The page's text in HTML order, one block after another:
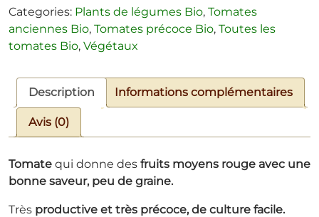
Categories: Plants de légumes Bio, Tomates
anciennes Bio, Tomates précoce Bio, Toutes les
tomates Bio, Végétaux
Description Informations complémentaires
Avis (0)
Tomate qui donne des fruits moyens rouge avec une
bonne saveur, peu de graine.
Très productive et très précoce, de culture facile.